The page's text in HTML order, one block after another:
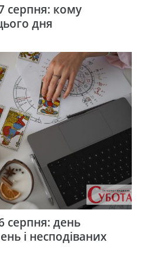
серпня: кому
дня
серпня: день
і несподіваних